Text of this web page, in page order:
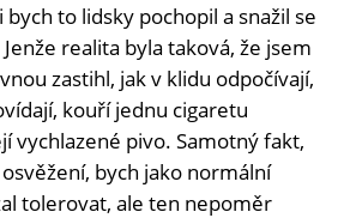
to lidsky pochopil a snažil se
realita byla taková, že jsem
zastihl, jak v klidu odpočívají,
kouří jednu cigaretu
vychlazené pivo. Samotný fakt,
bych jako normální
tolerovat, ale ten nepoměr